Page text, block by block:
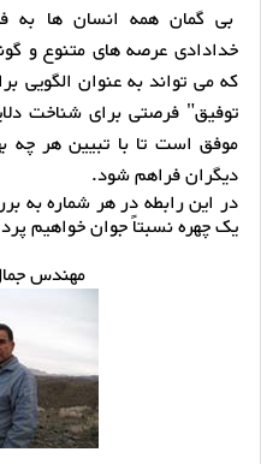
بی گمان همه انسان ها به
خدادادی عرصه های متنوع و
که می تواند به عنوان الگویی
توفیق" فرصتی برای شناخت
موفق است تا با تبیین هر چه
دیگران فراهم شود.
در این رابطه در هر شماره به
یک چهره نسبتاً جوان خواهیم
مهندس